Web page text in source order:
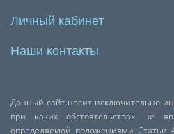
Личный кабинет
Наши контакты
Данный сайт носит исключительно
при каких обстоятельствах не
определяемой положениями Статьи